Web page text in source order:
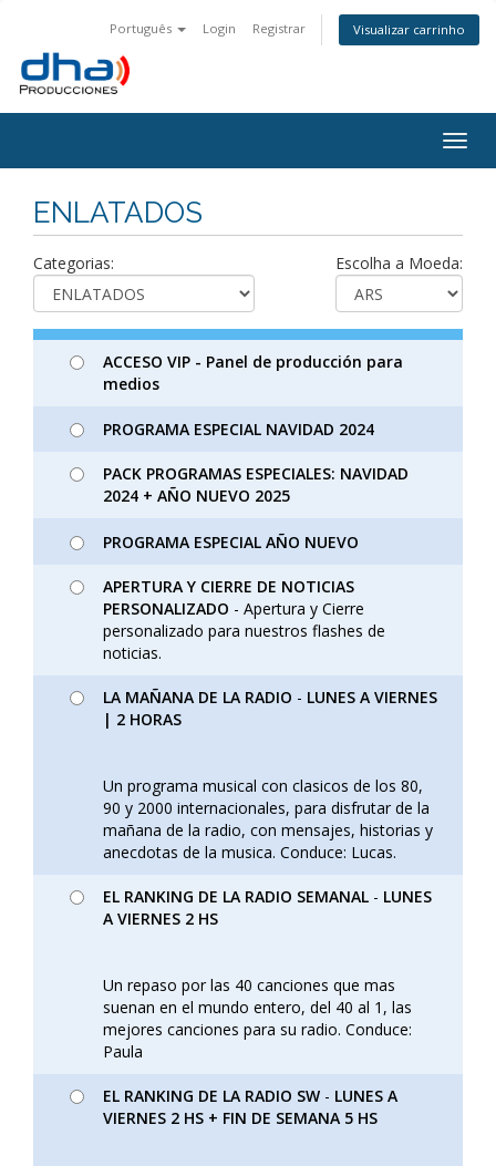
Português Login Registrar Visualizar carrinho
ENLATADOS
Categorias: Escolha a Moeda:
ACCESO VIP - Panel de producción para
medios
PROGRAMA ESPECIAL NAVIDAD 2024
PACK PROGRAMAS ESPECIALES: NAVIDAD
2024 + AÑO NUEVO 2025
PROGRAMA ESPECIAL AÑO NUEVO
APERTURA Y CIERRE DE NOTICIAS
PERSONALIZADO - Apertura y Cierre
personalizado para nuestros flashes de
noticias.
LA MAÑANA DE LA RADIO - LUNES A VIERNES
| 2 HORAS
Un programa musical con clasicos de los 80,
90 y 2000 internacionales, para disfrutar de la
mañana de la radio, con mensajes, historias y
anecdotas de la musica. Conduce: Lucas.
EL RANKING DE LA RADIO SEMANAL - LUNES
A VIERNES 2 HS
Un repaso por las 40 canciones que mas
suenan en el mundo entero, del 40 al 1, las
mejores canciones para su radio. Conduce:
Paula
EL RANKING DE LA RADIO SW - LUNES A
VIERNES 2 HS + FIN DE SEMANA 5 HS